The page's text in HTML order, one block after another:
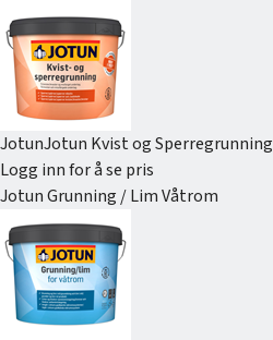
JotunJotun Kvist og Sperregrunning
Logg inn for å se pris
Jotun Grunning / Lim Våtrom